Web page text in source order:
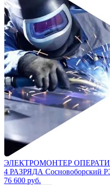
ЭЛЕКТРОМОНТЕР
4 РАЗРЯДА Сосновоборский
76 600 руб.